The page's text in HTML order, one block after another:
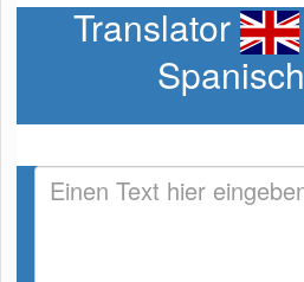
Translator
Spanisch